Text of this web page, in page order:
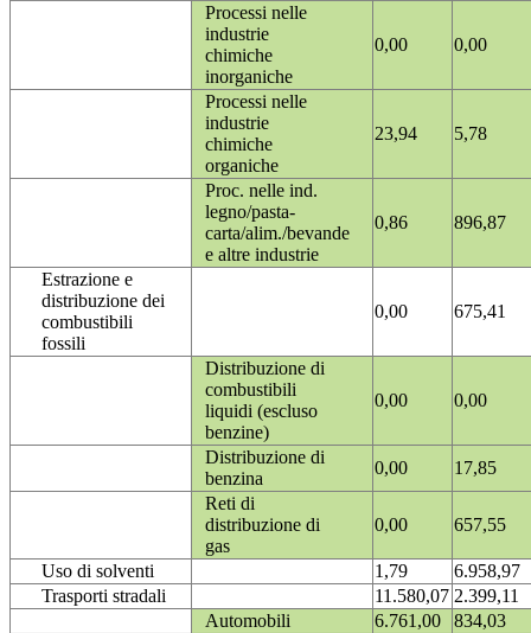
Processi nelle
industrie
chimiche
inorganiche
0,00 0,00
Processi nelle
industrie
chimiche
organiche
23,94 5,78
Proc. nelle ind.
legno/pasta-
carta/alim./bevande
e altre industrie
0,86 896,87
Estrazione e
distribuzione dei
combustibili
fossili
0,00 675,41
Distribuzione di
combustibili
liquidi (escluso
benzine)
0,00 0,00
Distribuzione di
benzina
0,00
17,85
Reti di
distribuzione di
gas
0,00 657,55
Uso di solventi 1,79
6.958,97
Trasporti stradali
11.580,07 2.399,11
Automobili
6.761,00
834,03